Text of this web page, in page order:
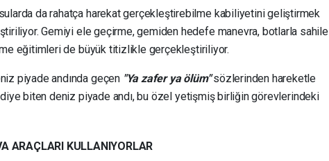
da rahatça harekat gerçekleştirebilme kabiliyetini geliştirmek
Gemiyi ele geçirme, gemiden hedefe manevra, botlarla sahile
eğitimleri de büyük titizlikle gerçekleştiriliyor.
piyade andında geçen "Ya zafer ya ölüm"sözlerinden hareketle
biten deniz piyade andı, bu özel yetişmiş birliğin görevlerindeki
ARAÇLARI KULLANIYORLAR